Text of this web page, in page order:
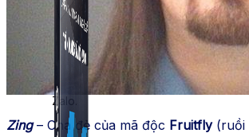
Simple Zalo
Hỗ trợ kết bạn, gửi tin nhắn chăm sóc
Zalo.
Zing– Cha đẻ của mã độc Fruitfly(ruồi